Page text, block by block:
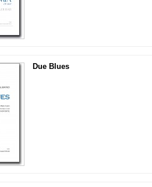
Due Blues